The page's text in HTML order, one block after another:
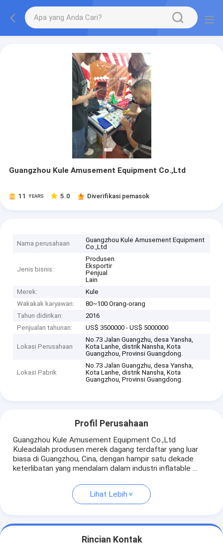
Guangzhou Kule Amusement Equipment Co.,Ltd
11 YEARS 5.0 Diverifikasi pemasok
Nama perusahaan
Guangzhou Kule Amusement Equipment
Co.,Ltd
Jenis bisnis:
Produsen
Eksportir
Penjual
Lain
Merek:
Kule
Wakakak karyawan:
80~100 Orang-orang
Tahun didirikan:
2016
Penjualan tahunan:
US$ 3500000 - US$ 5000000
Lokasi Perusahaan
No.73 Jalan Guangzhu, desa Yansha,
Kota Lanhe, distrik Nansha, Kota
Guangzhou, Provinsi Guangdong.
Lokasi Pabrik
No.73 Jalan Guangzhu, desa Yansha,
Kota Lanhe, distrik Nansha, Kota
Guangzhou, Provinsi Guangdong.
Profil Perusahaan
Guangzhou Kule Amusement Equipment Co.,Ltd
Kuleadalah produsen merek dagang terdaftar yang luar
biasa di Guangzhou, Cina, dengan hampir satu dekade
keterlibatan yang mendalam dalam industri inflatable ...
Lihat Lebih
Rincian Kontak